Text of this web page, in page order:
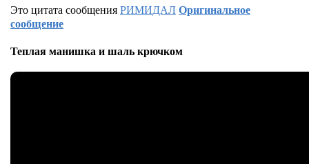
Это цитата сообщенияРИМИДАЛОригинальное
сообщение
Теплая манишка и шаль крючком